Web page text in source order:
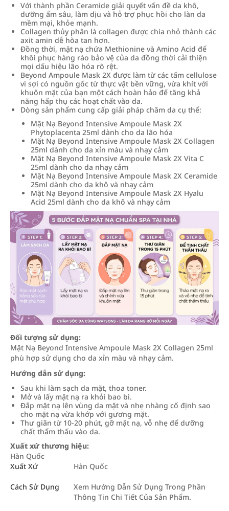
Với thành phần Ceramide giải quyết vấn đề da khô,
dưỡng ẩm sâu, làm dịu và hỗ trợ phục hồi cho làn da
mềm mại, khỏe mạnh.
Collagen thủy phân là collagen được chia nhỏ thành các
axit amin dễ hòa tan hơn.
Đồng thời, mặt nạ chứa Methionine và Amino Acid để
khôi phục hàng rào bảo vệ của da đồng thời cải thiện
mọi dấu hiệu lão hóa rõ rệt.
Beyond Ampoule Mask 2X được làm từ các tấm cellulose
vi sợi có nguồn gốc từ thực vật bền vững, vừa khít với
khuôn mặt của bạn một cách hoàn hảo để tăng khả
năng hấp thụ các hoạt chất vào da.
Dòng sản phẩm cung cấp giải pháp chăm da cụ thể:
Mặt Nạ Beyond Intensive Ampoule Mask 2X
Phytoplacenta 25ml dành cho da lão hóa
Mặt Nạ Beyond Intensive Ampoule Mask 2X Collagen
25ml dành cho da xỉn màu và nhạy cảm
Mặt Nạ Beyond Intensive Ampoule Mask 2X Vita C
25ml dành cho da nhạy cảm
Mặt Nạ Beyond Intensive Ampoule Mask 2X Ceramide
25ml dành cho da khô và nhạy cảm
Mặt Nạ Beyond Intensive Ampoule Mask 2X Hyalu
Acid 25ml dành cho da khô và nhạy cảm
Đối tượng sử dụng:
Mặt Nạ Beyond Intensive Ampoule Mask 2X Collagen 25ml
phù hợp sử dụng cho da xỉn màu và nhạy cảm.
Hướng dẫn sử dụng:
Sau khi làm sạch da mặt, thoa toner.
Mở và lấy mặt nạ ra khỏi bao bì.
Đắp mặt nạ lên vùng da mặt và nhẹ nhàng cố định sao
cho mặt nạ vừa khớp với gương mặt.
Thư giãn từ 10-20 phút, gỡ mặt nạ, vỗ nhẹ để dưỡng
chất thẩm thấu vào da.
Xuất xứ thương hiệu:
Hàn Quốc
Xuất Xứ
Hàn Quốc
Cách Sử Dụng
Xem Hướng Dẫn Sử Dụng Trong Phần
Thông Tin Chi Tiết Của Sản Phẩm.